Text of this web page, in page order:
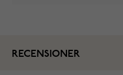
RECENSIONER